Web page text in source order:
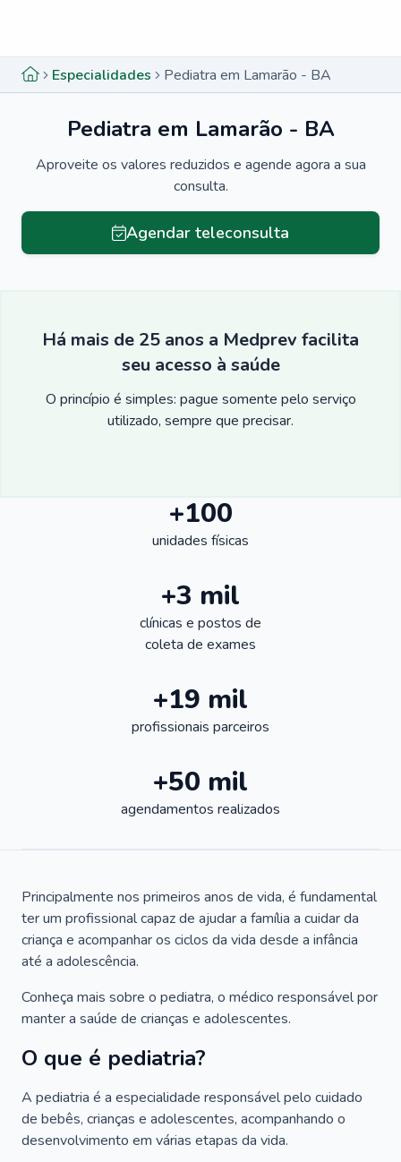
Especialidades Pediatra em Lamarão - BA
Pediatra em Lamarão - BA
Aproveite os valores reduzidos e agende agora a sua
consulta.
Agendar teleconsulta
Há mais de 25 anos a Medprev facilita
seu acesso à saúde
O princípio é simples: pague somente pelo serviço
utilizado, sempre que precisar.
+100
unidades físicas
+3 mil
clínicas e postos de
coleta de exames
+19 mil
profissionais parceiros
+50 mil
agendamentos realizados
Principalmente nos primeiros anos de vida, é fundamental
ter um profissional capaz de ajudar a família a cuidar da
criança e acompanhar os ciclos da vida desde a infância
até a adolescência.
Conheça mais sobre o pediatra, o médico responsável por
manter a saúde de crianças e adolescentes.
O que é pediatria?
A pediatria é a especialidade responsável pelo cuidado
de bebês, crianças e adolescentes, acompanhando o
desenvolvimento em várias etapas da vida.